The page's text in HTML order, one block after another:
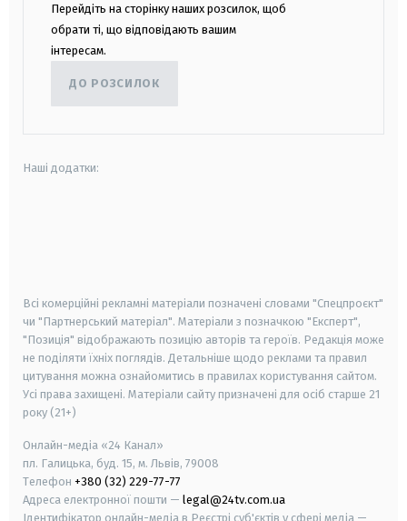
Перейдіть на сторінку наших розсилок, щоб
обрати ті, що відповідають вашим
інтересам.
ДО РОЗСИЛОК
Наші додатки:
Всі комерційні рекламні матеріали позначені словами "Спецпроєкт"
чи "Партнерський матеріал". Матеріали з позначкою "Експерт",
"Позиція" відображають позицію авторів та героїв. Редакція може
не поділяти їхніх поглядів. Детальніше щодо реклами та правил
цитування можна ознайомитись в правилах користування сайтом.
Усі права захищені. Матеріали сайту призначені для осіб старше 21
року (21+)
Онлайн-медіа «24 Канал»
пл. Галицька, буд. 15, м. Львів, 79008
Телефон +380 (32) 229-77-77
Адреса електронної пошти — legal@24tv.com.ua
Ідентифікатор онлайн-медіа в Реєстрі суб'єктів у сфері медіа —